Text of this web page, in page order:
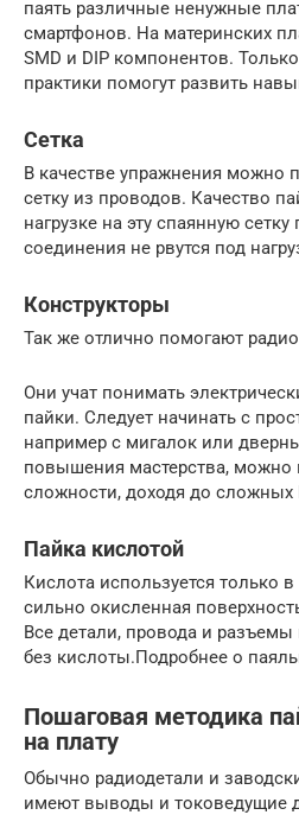
паять различные ненужные
смартфонов. На материнских
SMD и DIP компонентов.
практики помогут развить
Сетка
В качестве упражнения можно
сетку из проводов. Качество
нагрузке на эту спаянную
соединения не рвутся под
Конструкторы
Так же отлично помогают
Они учат понимать
пайки. Следует начинать с
например с мигалок или
повышения мастерства, можно
сложности, доходя до сложных
Пайка кислотой
Кислота используется только
сильно окисленная
Все детали, провода и разъемы
без кислоты.Подробнее о
Пошаговая методика
на плату
Обычно радиодетали и
имеют выводы и токоведущие